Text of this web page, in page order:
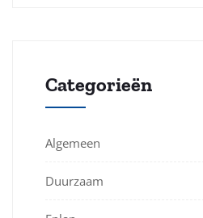
Categorieën
Algemeen
Duurzaam